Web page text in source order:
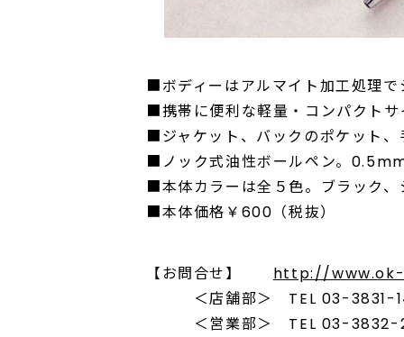
■ボディーはアルマイト加工処理
■携帯に便利な軽量・コンパクト
■ジャケット、バックのポケット
■ノック式油性ボールペン。
■本体カラーは全５色。ブラック
■本体価格￥600（税抜）
【お問合せ】 http://
＜店舗部＞ TEL 03-3831-
＜営業部＞ TEL 03-3832-